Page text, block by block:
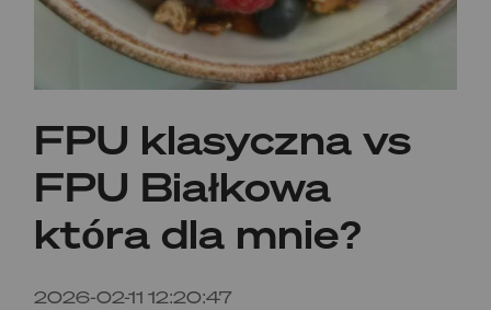
FPU klasyczna vs
FPU Białkowa
która dla mnie?
2026-02-11 12:20:47